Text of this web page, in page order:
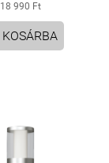
18 990 Ft
KOSÁRBA